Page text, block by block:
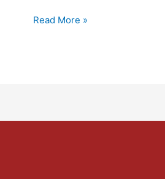
Read More »